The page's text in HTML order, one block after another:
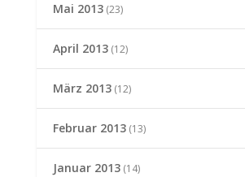
Mai 2013(23)
April 2013(12)
März 2013(12)
Februar 2013(13)
Januar 2013(14)